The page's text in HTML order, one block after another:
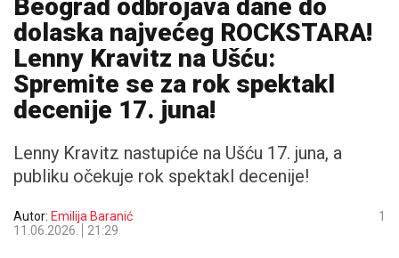
Beograd odbrojava dane do
dolaska najvećeg ROCKSTARA!
Lenny Kravitz na Ušću:
Spremite se za rok spektakl
decenije 17. juna!
Lenny Kravitz nastupiće na Ušću 17. juna, a
publiku očekuje rok spektakl decenije!
Autor: Emilija Baranić
11.06.2026.
21:29
1